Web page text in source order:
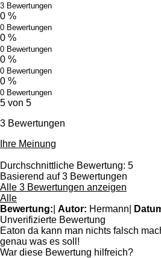
3 Bewertungen
0 %
0 Bewertungen
0 %
0 Bewertungen
0 %
0 Bewertungen
0 %
0 Bewertungen
5 von 5
3 Bewertungen
Ihre Meinung
Durchschnittliche Bewertung: 5
Basierend auf 3 Bewertungen
Alle 3 Bewertungen anzeigen
Alle
Bewertung: Autor: Hermann
Unverifizierte Bewertung
Eaton da kann man nichts falsch
genau was es soll!
War diese Bewertung hilfreich?